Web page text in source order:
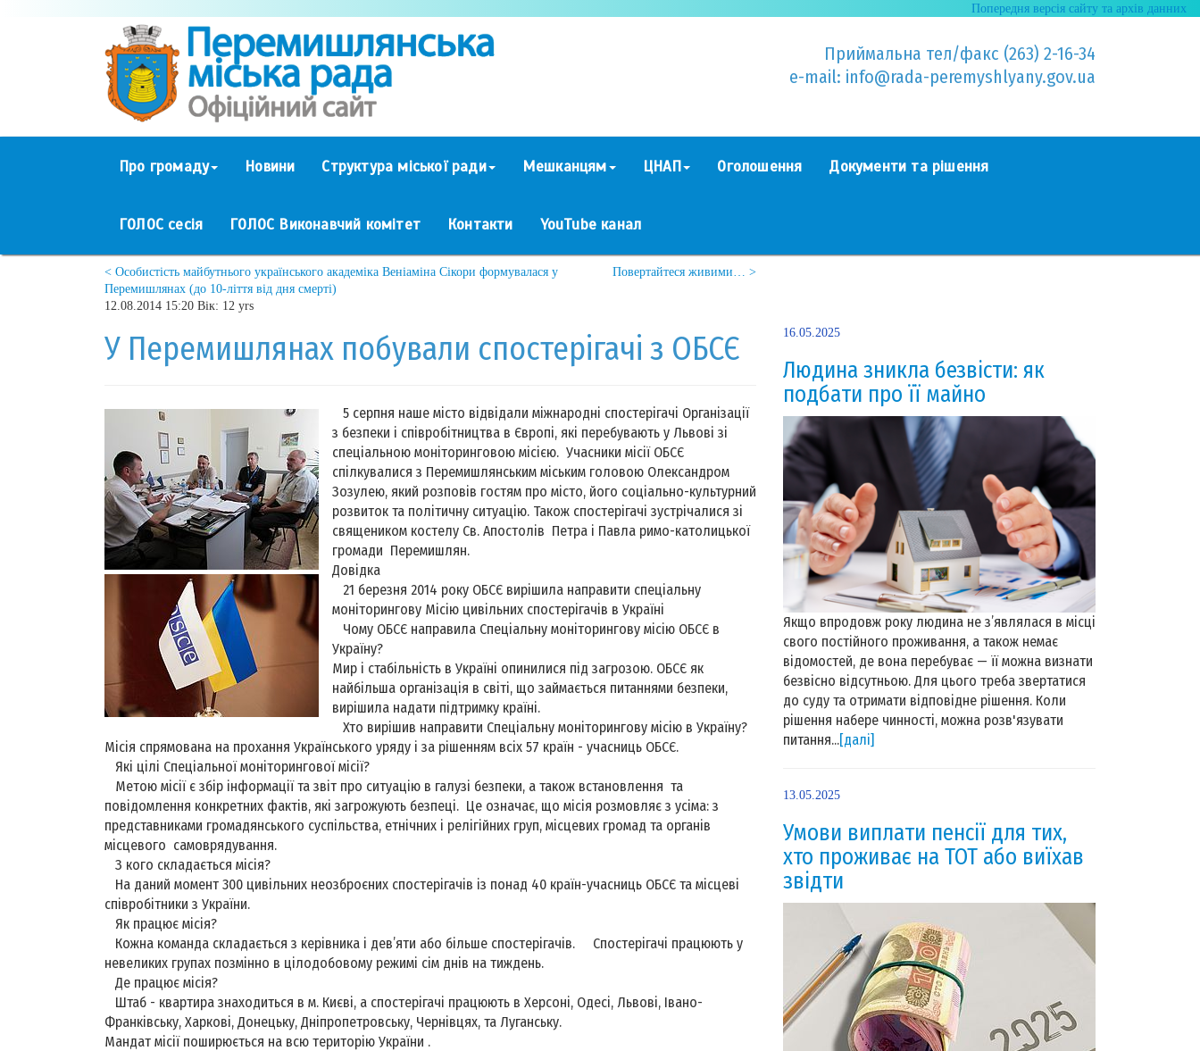
Попередня версія сайту та архів данних
Приймальна тел/факс (263) 2-16-34
e-mail: info@rada-peremyshlyany.gov.ua
Про громаду Новини Структура міської ради Мешканцям ЦНАП Оголошення Документи та рішення
ГОЛОС сесія ГОЛОС Виконавчий комітет Контакти YouTube канал
Повертайтеся живими… >
< Особистість майбутнього українського академіка Веніаміна Сікори формувалася у
Перемишлянах (до 10-ліття від дня смерті)
12.08.2014 15:20 Вік: 12 yrs
У Перемишлянах побували спостерігачі з ОБСЄ
5 серпня наше місто відвідали міжнародні спостерігачі Організації
з безпеки і співробітництва в Європі, які перебувають у Львові зі
спеціальною моніторинговою місією. Учасники місії ОБСЄ
спілкувалися з Перемишлянським міським головою Олександром
Зозулею, який розповів гостям про місто, його соціально-культурний
розвиток та політичну ситуацію. Також спостерігачі зустрічалися зі
священиком костелу Св. Апостолів Петра і Павла римо-католицької
громади Перемишлян.
Довідка
21 березня 2014 року ОБСЄ вирішила направити спеціальну
моніторингову Місію цивільних спостерігачів в Україні
Чому ОБСЄ направила Спеціальну моніторингову місію ОБСЄ в
Україну?
Мир і стабільність в Україні опинилися під загрозою. ОБСЄ як
найбільша організація в світі, що займається питаннями безпеки,
вирішила надати підтримку країні.
Хто вирішив направити Спеціальну моніторингову місію в Україну?
Місія спрямована на прохання Українського уряду і за рішенням всіх 57 країн - учасниць ОБСЄ.
Які цілі Спеціальної моніторингової місії?
Метою місії є збір інформації та звіт про ситуацію в галузі безпеки, а також встановлення та
повідомлення конкретних фактів, які загрожують безпеці. Це означає, що місія розмовляє з усіма: з
представниками громадянського суспільства, етнічних і релігійних груп, місцевих громад та органів
місцевого самоврядування.
З кого складається місія?
На даний момент 300 цивільних неозброєних спостерігачів із понад 40 країн-учасниць ОБСЄ та місцеві
співробітники з України.
Як працює місія?
Кожна команда складається з керівника і дев’яти або більше спостерігачів. Спостерігачі працюють у
невеликих групах позмінно в цілодобовому режимі сім днів на тиждень.
Де працює місія?
Штаб - квартира знаходиться в м. Києві, а спостерігачі працюють в Херсоні, Одесі, Львові, Івано-
Франківську, Харкові, Донецьку, Дніпропетровську, Чернівцях, та Луганську.
Мандат місії поширюється на всю територію України .
16.05.2025
Людина зникла безвісти: як
подбати про її майно
Якщо впродовж року людина не з’являлася в місці
свого постійного проживання, а також немає
відомостей, де вона перебуває — її можна визнати
безвісно відсутньою. Для цього треба звертатися
до суду та отримати відповідне рішення. Коли
рішення набере чинності, можна розв'язувати
питання...[далі]
13.05.2025
Умови виплати пенсії для тих,
хто проживає на ТОТ або виїхав
звідти